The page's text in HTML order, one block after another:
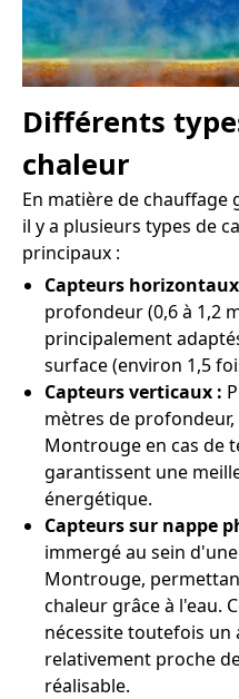
Différents
chaleur
En matière de
il y a plusieurs types de
principaux :
Capteurs
profondeur (0,6 à 1,2
principalement
surface (environ 1,5
Capteurs verticaux :
mètres de
Montrouge en cas de
garantissent une
énergétique.
Capteurs sur nappe
immergé au sein
Montrouge,
chaleur grâce à l'eau.
nécessite toutefois un
relativement proche
réalisable.